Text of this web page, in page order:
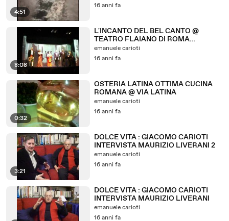
4:51
16 anni fa
8:08
L'INCANTO DEL BEL CANTO @
TEATRO FLAIANO DI ROMA
05.02.2010
emanuele carioti
16 anni fa
0:32
OSTERIA LATINA OTTIMA CUCINA
ROMANA @ VIA LATINA
emanuele carioti
16 anni fa
3:21
DOLCE VITA : GIACOMO CARIOTI
INTERVISTA MAURIZIO LIVERANI 2
emanuele carioti
16 anni fa
DOLCE VITA : GIACOMO CARIOTI
INTERVISTA MAURIZIO LIVERANI
emanuele carioti
16 anni fa